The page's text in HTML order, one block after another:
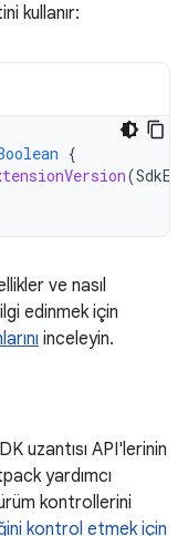
kullanır:
{
(
ve nasıl
edinmek için
inceleyin.
uzantısı API'lerinin
yardımcı
kontrollerini
kontrol etmek için